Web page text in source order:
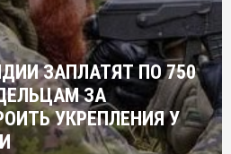
ЗАПЛАТЯТ ПО 750
ЗА
УКРЕПЛЕНИЯ У